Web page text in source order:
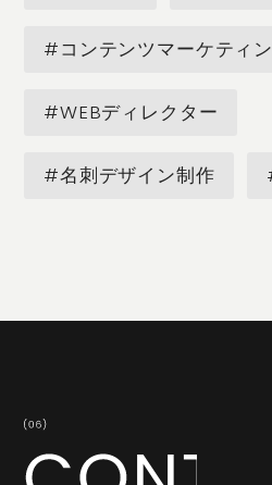
#コンテンツマーケティ
#WEBディレクター
#名刺デザイン制作